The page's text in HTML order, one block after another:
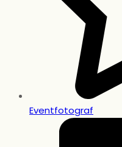
Eventfotograf